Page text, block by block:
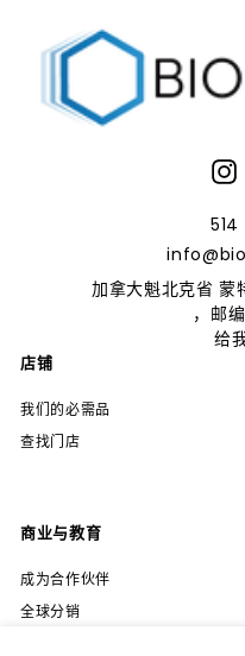
邮
加拿大魁北克省 蒙
，邮
给
店铺
我们的必需品
查找门店
商业与教育
成为合作伙伴
全球分销